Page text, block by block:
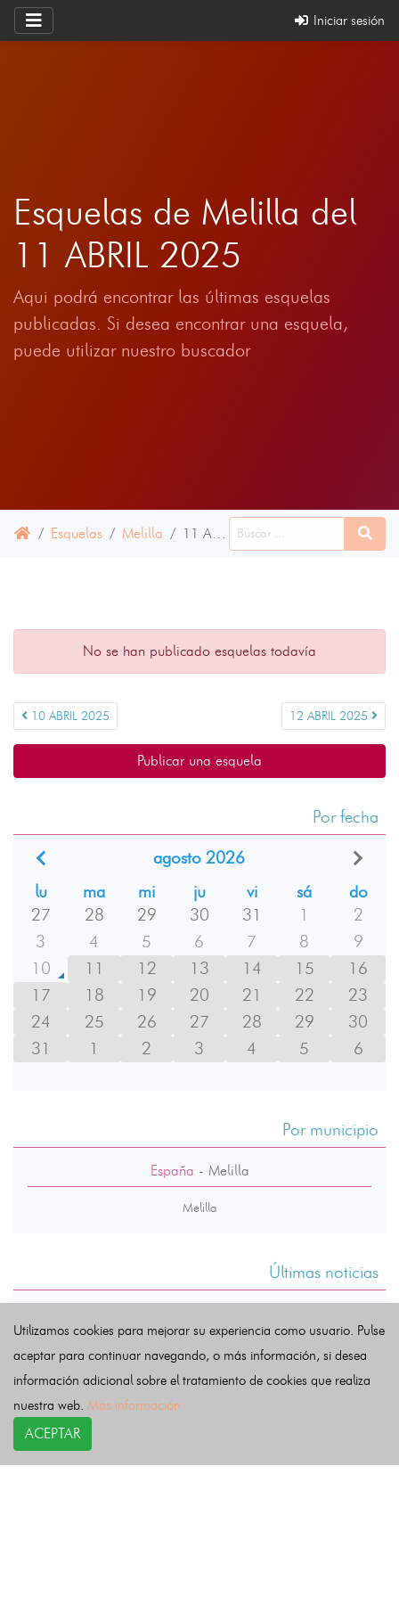
Iniciar sesión
Esquelas de Melilla del
11 ABRIL 2025
Aqui podrá encontrar las últimas esquelas
publicadas. Si desea encontrar una esquela,
puede utilizar nuestro buscador
Esquelas Melilla 11 ABRIL 2025
No se han publicado esquelas todavía
10 ABRIL 2025 12 ABRIL 2025
Publicar una esquela
Por fecha
agosto 2026
lu
ma mi ju vi sá
do
27
28 29 30 31 1
2
3
4 5 6 7 8
9
10
11 12 13 14 15
16
17
18 19 20 21 22
23
24
25 26 27 28 29
30
31
1 2 3 4 5 6
Por municipio
España - Melilla
Melilla
Últimas noticias
Esquelas
Publicar esquelas
Utilizamos cookies para mejorar su experiencia como usuario. Pulse
aceptar para continuar navegando, o más información, si desea
información adicional sobre el tratamiento de cookies que realiza
nuestra web. Más información
ACEPTAR